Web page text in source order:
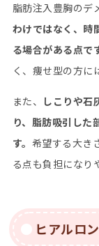
脂肪注入豊胸のデ
わけではなく、時
る場合がある点で
く、痩せ型の方に
また、 しこりや石
り、脂肪吸引した
す。 希望する大き
る点も負担になり
ヒアルロ